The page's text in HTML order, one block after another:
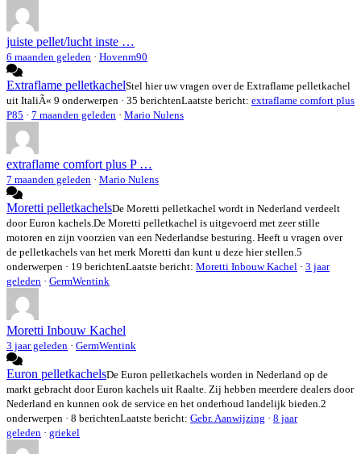
juiste pellet/lucht inste …
6 maanden geleden · Hovenm90
Extraflame pelletkachelStel hier uw vragen over de Extraflame pelletkachel
uit ItaliÃ« 9 onderwerpen · 35 berichtenLaatste bericht: extraflame comfort plus
P85 · 7 maanden geleden · Mario Nulens
extraflame comfort plus P …
7 maanden geleden · Mario Nulens
Moretti pelletkachelsDe Moretti pelletkachel wordt in Nederland verdeelt
door Euron kachels.De Moretti pelletkachel is uitgevoerd met zeer stille
motoren en zijn voorzien van een Nederlandse besturing. Heeft u vragen over
de pelletkachels van het merk Moretti dan kunt u deze hier stellen.5
onderwerpen · 19 berichtenLaatste bericht: Moretti Inbouw Kachel · 3 jaar
geleden · GermWentink
Moretti Inbouw Kachel
3 jaar geleden · GermWentink
Euron pelletkachelsDe Euron pelletkachels worden in Nederland op de
markt gebracht door Euron kachels uit Raalte. Zij hebben meerdere dealers door
Nederland en kunnen ook de service en het onderhoud landelijk bieden.2
onderwerpen · 8 berichtenLaatste bericht: Gebr. Aanwijzing · 8 jaar
geleden · griekel